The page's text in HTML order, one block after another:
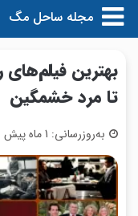
مجله ساحل مگ
بهترین فیلم‌های
تا مرد خشمگین
به‌روزرسانی: 1 ماه پیش